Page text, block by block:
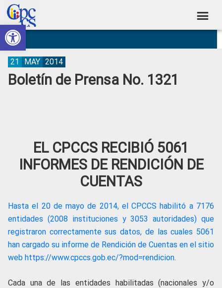
Abrir barra de herramientas
Skip
to
primary
navigation
Skip
to
main
content
Skip
to
primary
sidebar
Skip
to
footer
Consejo
de
Participación
Ciudadana
Construyendo
Poder
Ciudadano
Boletín de Prensa No. 1321
21 MAY 2014
EL CPCCS RECIBIÓ 5061
INFORMES DE RENDICIÓN DE
CUENTAS
Hasta el 20 de mayo de 2014, el CPCCS habilitó a 7176
entidades (2008 instituciones y 3053 autoridades) que
registraron correctamente sus datos, de las cuales 5061
han cargado su informe de Rendición de Cuentas en el sitio
web https://www.cpccs.gob.ec/?mod=rendicion.
Cada una de las entidades habilitadas (nacionales y/o